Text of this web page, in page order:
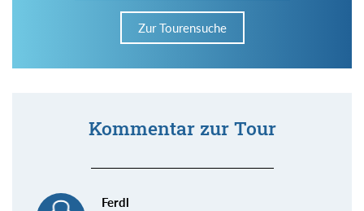
Zur Tourensuche
Kommentar zur Tour
Ferdl